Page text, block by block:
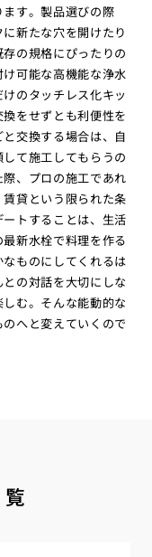
す。製品選びの際
新たな穴を開けたり
の規格にぴったりの
可能な高機能な浄水
のタッチレス化キッ
をせずとも利便性を
交換する場合は、自
て施工してもらうの
、プロの施工であれ
貸という限られた条
トすることは、生活
新水栓で料理を作る
ものにしてくれるは
の対話を大切にしな
む。そんな能動的な
へと変えていくので